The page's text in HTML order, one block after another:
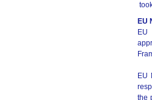
EU
EU
EU
the